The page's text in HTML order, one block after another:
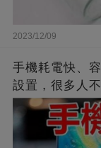
2023/12/09
手機耗電快、
設置，很多人